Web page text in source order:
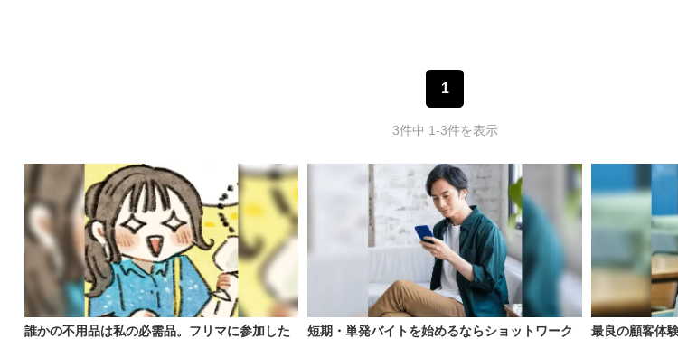
1
3件中 1-3件を表示
誰かの不用品は私の必需品。フリマに参加した
短期・単発バイトを始めるならショットワーク
最良の顧客体